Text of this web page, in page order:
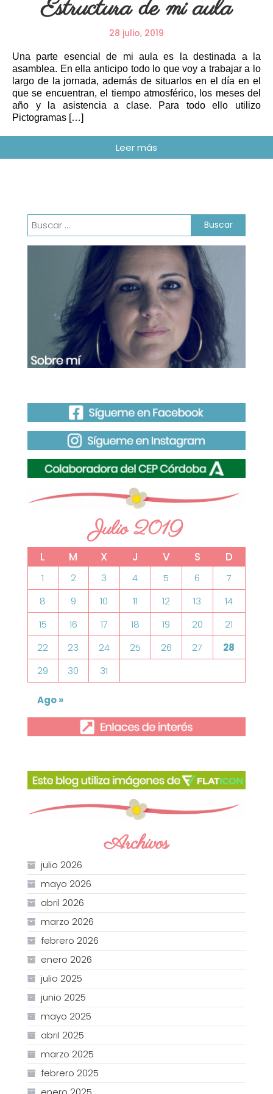
Estructura de mi aula
28 julio, 2019
Una parte esencial de mi aula es la destinada a la
asamblea. En ella anticipo todo lo que voy a trabajar a lo
largo de la jornada, además de situarlos en el día en el
que se encuentran, el tiempo atmosférico, los meses del
año y la asistencia a clase. Para todo ello utilizo
Pictogramas […]
Buscar:
Julio 2019
L M X J V S D
1 2 3 4 5 6
7
8
9 10 11 12 13
14
15
16 17 18 19 20
21
22
23 24 25 26 27
28
29
30 31
Ago »
Archivos
julio 2026
mayo 2026
abril 2026
marzo 2026
febrero 2026
enero 2026
julio 2025
junio 2025
mayo 2025
abril 2025
marzo 2025
febrero 2025